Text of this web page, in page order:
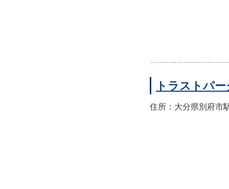
トラストパ
住所：大分県別府市